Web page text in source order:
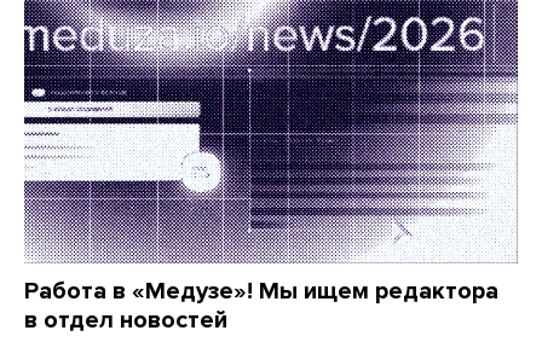
Работа в «Медузе»! Мы ищем редактора
в отдел новостей